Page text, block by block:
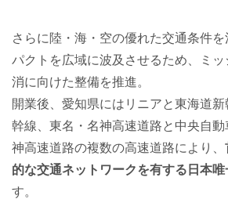
さらに陸・海・空の優れた交通条件
パクトを広域に波及させるため、ミ
消に向けた整備を推進。
開業後、愛知県にはリニアと東海道
幹線、東名・名神高速道路と中央自
神高速道路の複数の高速道路により、
的な交通ネットワークを有する日本
す。